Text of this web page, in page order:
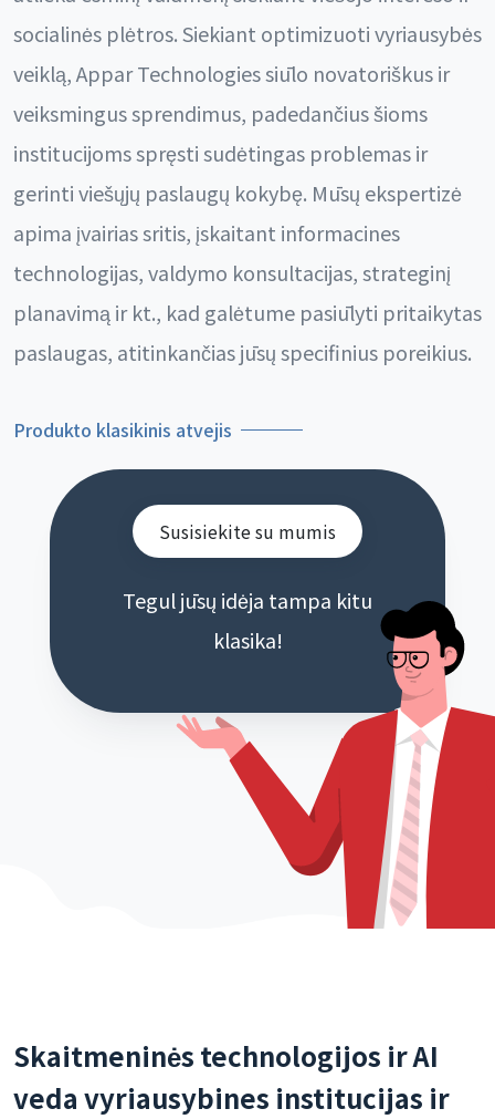
socialinės plėtros. Siekiant optimizuoti vyriausybės
veiklą, Appar Technologies siūlo novatoriškus ir
veiksmingus sprendimus, padedančius šioms
institucijoms spręsti sudėtingas problemas ir
gerinti viešųjų paslaugų kokybę. Mūsų ekspertizė
apima įvairias sritis, įskaitant informacines
technologijas, valdymo konsultacijas, strateginį
planavimą ir kt., kad galėtume pasiūlyti pritaikytas
paslaugas, atitinkančias jūsų specifinius poreikius.
Produkto klasikinis atvejis
Susisiekite su mumis
Tegul jūsų idėja tampa kitu
klasika!
Skaitmeninės technologijos ir AI
veda vyriausybines institucijas ir